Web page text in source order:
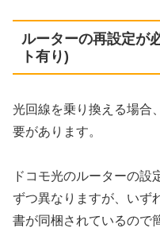
ルーターの再設定が
ト有り)
光回線を乗り換える場合
要があります。
ドコモ光のルーターの設
ずつ異なりますが、いず
書が同梱されているので